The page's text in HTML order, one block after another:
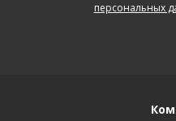
персональных